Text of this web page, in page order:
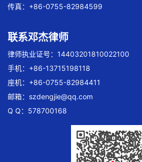
传真：+86-0755-82984599
联系邓杰律师
律师执业证号：14403201810022100
手机：+86-13715198118
座机：+86-0755-82984411
邮箱： szdengjie@qq.com
Q Q：578700168